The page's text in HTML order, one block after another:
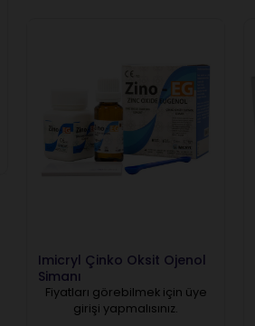
Imicryl Çinko Oksit Ojenol
Simanı
Fiyatları görebilmek için üye
girişi yapmalısınız.